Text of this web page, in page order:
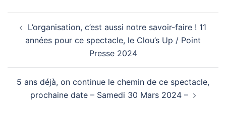
d’article
L’organisation, c’est aussi notre savoir-faire ! 11
années pour ce spectacle, le Clou’s Up / Point
Presse 2024
5 ans déjà, on continue le chemin de ce spectacle,
prochaine date – Samedi 30 Mars 2024 –